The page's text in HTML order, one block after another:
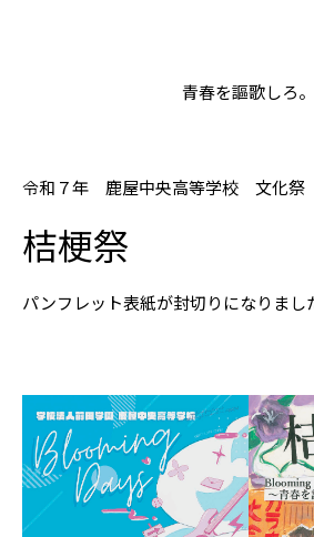
青春を謳歌しろ。
令和７年 鹿屋中央高等学校 文化祭
桔梗祭
パンフレット表紙が封切りになりまし